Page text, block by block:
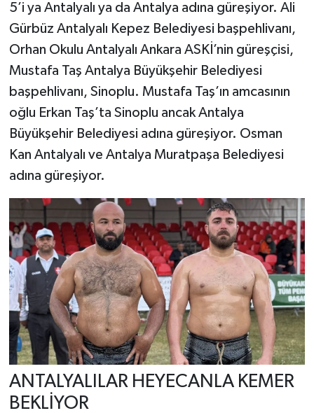
5’i ya Antalyalı ya da Antalya adına güreşiyor. Ali
Gürbüz Antalyalı Kepez Belediyesi başpehlivanı,
Orhan Okulu Antalyalı Ankara ASKİ’nin güreşçisi,
Mustafa Taş Antalya Büyükşehir Belediyesi
başpehlivanı, Sinoplu. Mustafa Taş’ın amcasının
oğlu Erkan Taş’ta Sinoplu ancak Antalya
Büyükşehir Belediyesi adına güreşiyor. Osman
Kan Antalyalı ve Antalya Muratpaşa Belediyesi
adına güreşiyor.
ANTALYALILAR HEYECANLA KEMER
BEKLİYOR